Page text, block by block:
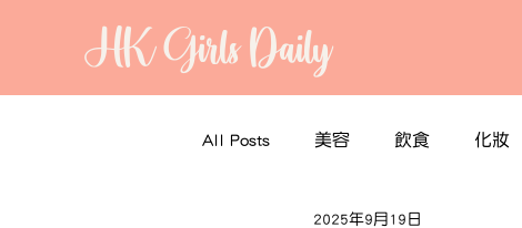
HK Girls Daily
All Posts 美容 飲食 化妝
2025年9月19日